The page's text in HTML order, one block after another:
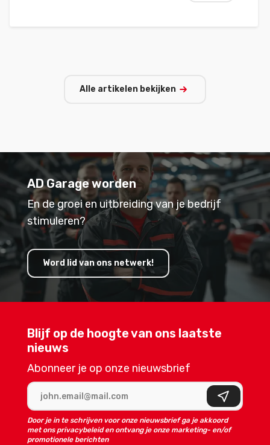
Alle artikelen bekijken
Blijf op de hoogte van ons laatste
nieuws
Abonneer je op onze nieuwsbrief
Aanmelden
Door je in te schrijven voor onze nieuwsbrief ga je akkoord
met ons privacybeleid en ontvang je onze marketing- en/of
promotionele berichten
AD Garage worden
En de groei en uitbreiding van je bedrijf
stimuleren?
Word lid van ons netwerk!